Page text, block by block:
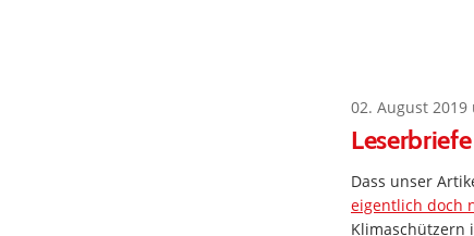
02. August 2019
Dass unser
eigentlich doch
Klimaschützern